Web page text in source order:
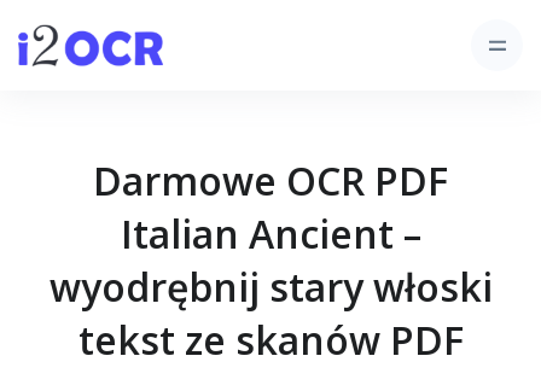
Darmowe OCR PDF
Italian Ancient –
wyodrębnij stary włoski
tekst ze skanów PDF